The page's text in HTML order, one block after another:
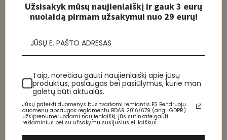
Arabiyat Prestige Ash'aa Neroli
4-7 D.D 4-7 D.D
Užsisakyk mūsų naujienlaiškį ir gauk 3 eurų
nuolaidą pirmam užsakymui nuo 29 eurų!
Taip, norėčiau gauti naujienlaiškį apie jūsų
produktus, paslaugas bei pasiūlymus, kurie man
galėtų būti aktualūs.
Jūsų pateikti duomenys bus tvarkomi remiantis ES Bendruoju
duomenų apsaugos reglamentu BDAR 2016/679 (angl. GDPR).
Užsiprenumeruodami naujienlaiškį, jūs sutinkate gauti
reklaminius bei su užsakymu susijusius el. laiškus.